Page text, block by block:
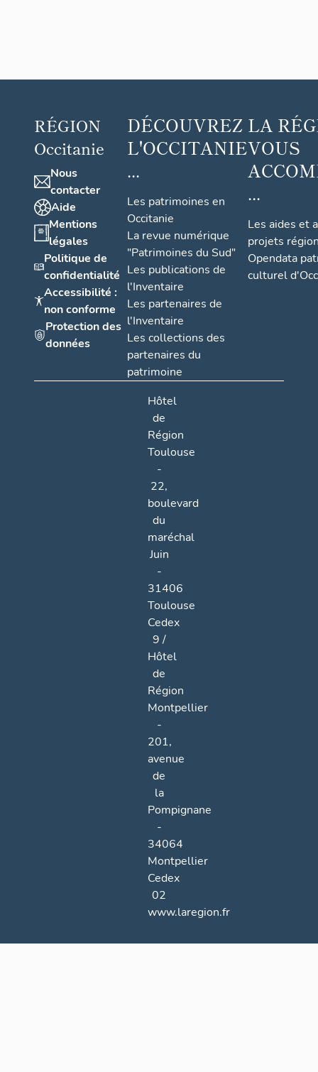
RÉGION
Occitanie
Nous
contacter
Aide
Mentions
légales
Politique de
confidentialité
Accessibilité :
non conforme
Protection des
données
DÉCOUVREZ
L'OCCITANIE
...
Les patrimoines en
Occitanie
La revue numérique
"Patrimoines du Sud"
Les publications de
l'Inventaire
Les partenaires de
l'Inventaire
Les collections des
partenaires du
patrimoine
LA
VOUS
...
Les aides et
projets
Opendata
culturel
Hôtel
de
Région
Toulouse
-
22,
boulevard
du
maréchal
Juin
-
31406
Toulouse
Cedex
9 /
Hôtel
de
Région
Montpellier
-
201,
avenue
de
la
Pompignane
-
34064
Montpellier
Cedex
02
www.laregion.fr